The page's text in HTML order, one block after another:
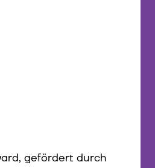
gefördert durch